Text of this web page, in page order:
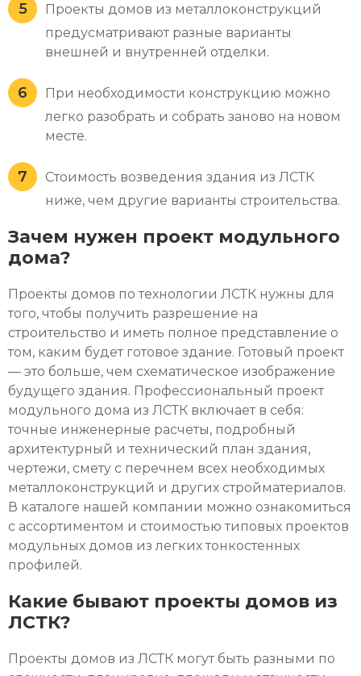
Проекты домов из металлоконструкций
предусматривают разные варианты
внешней и внутренней отделки.
При необходимости конструкцию можно
легко разобрать и собрать заново на новом
месте.
Стоимость возведения здания из ЛСТК
ниже, чем другие варианты строительства.
Зачем нужен проект модульного
дома?
Проекты домов по технологии ЛСТК нужны для
того, чтобы получить разрешение на
строительство и иметь полное представление о
том, каким будет готовое здание. Готовый проект
— это больше, чем схематическое изображение
будущего здания. Профессиональный проект
модульного дома из ЛСТК включает в себя:
точные инженерные расчеты, подробный
архитектурный и технический план здания,
чертежи, смету с перечнем всех необходимых
металлоконструкций и других стройматериалов.
В каталоге нашей компании можно ознакомиться
с ассортиментом и стоимостью типовых проектов
модульных домов из легких тонкостенных
профилей.
Какие бывают проекты домов из
ЛСТК?
Проекты домов из ЛСТК могут быть разными по